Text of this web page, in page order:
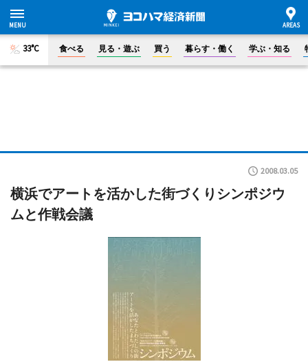
33°C 食べる 見る・遊ぶ 買う 暮らす・働く 学ぶ・知る
2008.03.05
横浜でアートを活かした街づくりシンポジウ
ムと作戦会議